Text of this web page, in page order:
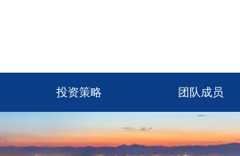
投资策略 团队成员